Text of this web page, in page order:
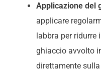
Applicazione del
applicare
labbra per ridurre
ghiaccio avvolto
direttamente sulla